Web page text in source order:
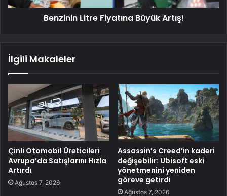
Benzinin Litre Fiyatına Büyük Artış!
İlgili Makaleler
Çinli Otomobil Üreticileri
Avrupa’da Satışlarını Hızla
Artırdı
Ağustos 7, 2026
Assassin’s Creed’in kaderi
değişebilir: Ubisoft eski
yönetmenini yeniden
göreve getirdi
Ağustos 7, 2026